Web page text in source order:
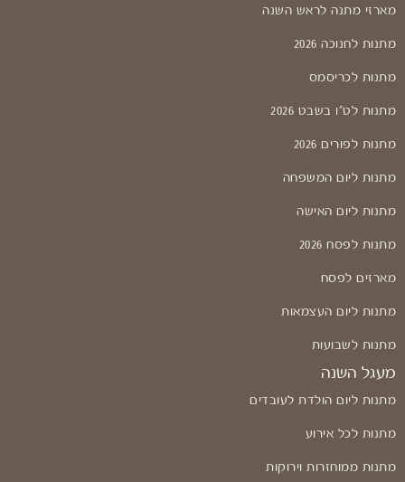
מארזי מתנה לראש השנה
מתנות לחנוכה 2026
מתנות לכריסמס
מתנות לט"ו בשבט 2026
מתנות לפורים 2026
מתנות ליום המשפחה
מתנות ליום האישה
מתנות לפסח 2026
מארזים לפסח
מתנות ליום העצמאות
מתנות לשבועות
מעגל השנה
מתנות ליום הולדת לעובדים
מתנות לכל אירוע
מתנות ממוחזרות וירוקות